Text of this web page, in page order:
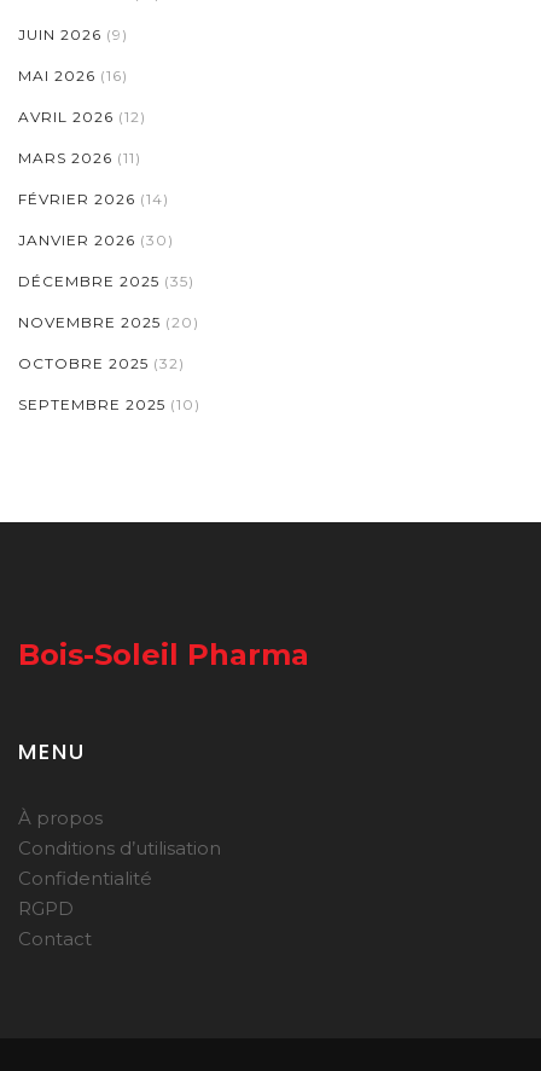
JUIN 2026 (9)
MAI 2026 (16)
AVRIL 2026 (12)
MARS 2026 (11)
FÉVRIER 2026 (14)
JANVIER 2026 (30)
DÉCEMBRE 2025 (35)
NOVEMBRE 2025 (20)
OCTOBRE 2025 (32)
SEPTEMBRE 2025 (10)
Bois-Soleil Pharma
MENU
À propos
Conditions d’utilisation
Confidentialité
RGPD
Contact